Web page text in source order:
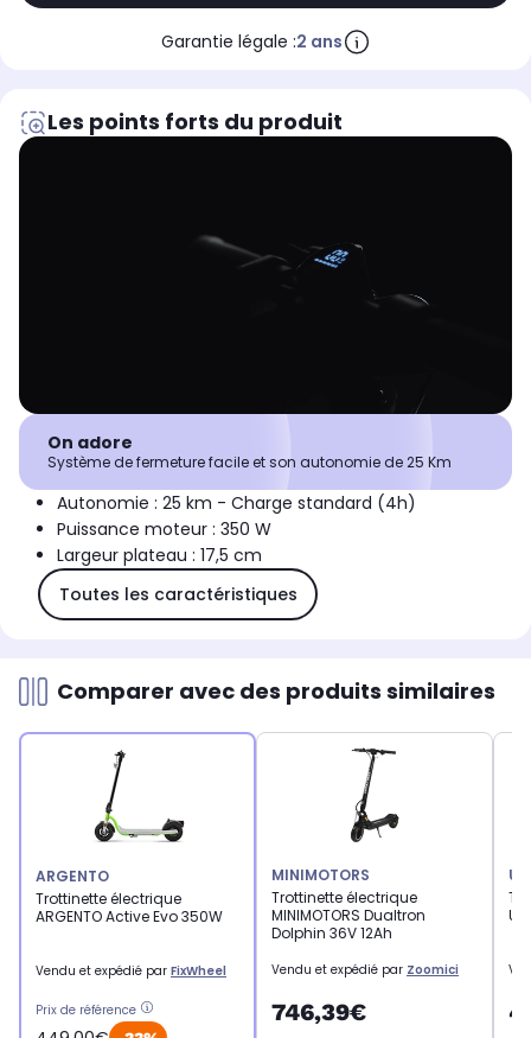
Garantie légale :2 ans
Les points forts du produit
On adore
Système de fermeture facile et son autonomie de 25 Km
Autonomie : 25 km - Charge standard (4h)
Puissance moteur : 350 W
Largeur plateau : 17,5 cm
Toutes les caractéristiques
Comparer avec des produits similaires
ARGENTO
Trottinette électrique
ARGENTO Active Evo 350W
Vendu et expédié par FixWheel
Prix de référence
MINIMOTORS
Trottinette électrique
MINIMOTORS Dualtron
Dolphin 36V 12Ah
Vendu et expédié par Zoomici
746,39€